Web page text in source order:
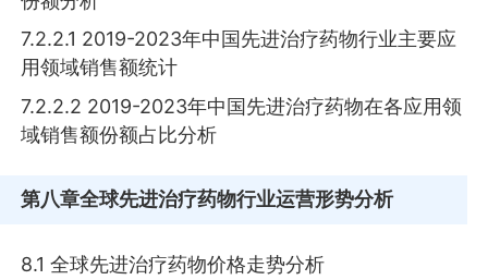
7.2.2.1 2019-2023年中国先进治疗药物行业主要应
用领域销售额统计
7.2.2.2 2019-2023年中国先进治疗药物在各应用领
域销售额份额占比分析
第八章全球先进治疗药物行业运营形势分析
8.1 全球先进治疗药物价格走势分析